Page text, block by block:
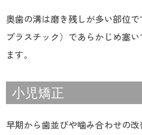
奥歯の溝は磨き残しが多い部位
プラスチック）であらかじめ塞
ます。
小児矯正
早期から歯並びや噛み合わせの